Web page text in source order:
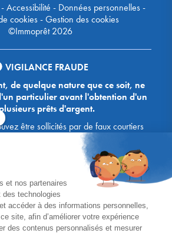
-Accessibilité - Données personnelles-
cookies-Gestion des cookies
©Immoprêt 2026
VIGILANCE FRAUDE
de quelque nature que ce soit, ne
particulier avant l'obtention d'un
prêts d'argent.
être sollicités par de faux courtiers
qui vous proposent de bénéficier de
de transmettre des documents,
bancaires, etc. Soyez vigilants :
jamais à ses clients de virer sur ses
prêtées par les banques, à l'exception
agences. Les courtiers Ace Crédit /
écrivent toujours d'une adresse mail
ou xxxx@immopret.fr.